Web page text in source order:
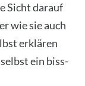
Sicht dar­auf
wie sie auch
erklä­ren
ein biss­